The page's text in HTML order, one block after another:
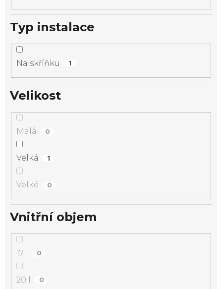
Typ instalace
Na skříňku 1
Velikost
Malá 0
Velká 1
Velké 0
Vnitřní objem
17 l 0
20 l 0